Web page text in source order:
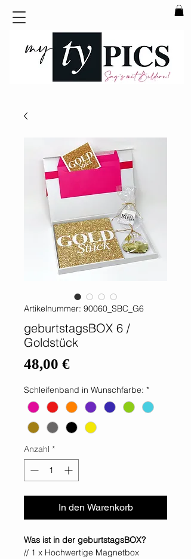
Artikelnummer: 90060_SBC_G6
geburtstagsBOX 6 /
Goldstück
48,00 €Preis
Schleifenband in Wunschfarbe: *
Anzahl *
In den Warenkorb
Was ist in der geburtstagsBOX?
// 1 x Hochwertige Magnetbox